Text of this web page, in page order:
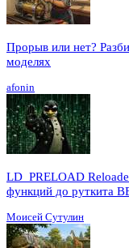
Прорыв или нет?
моделях
afonin
LD_PRELOAD
функций до руткита
Моисей Сутулин